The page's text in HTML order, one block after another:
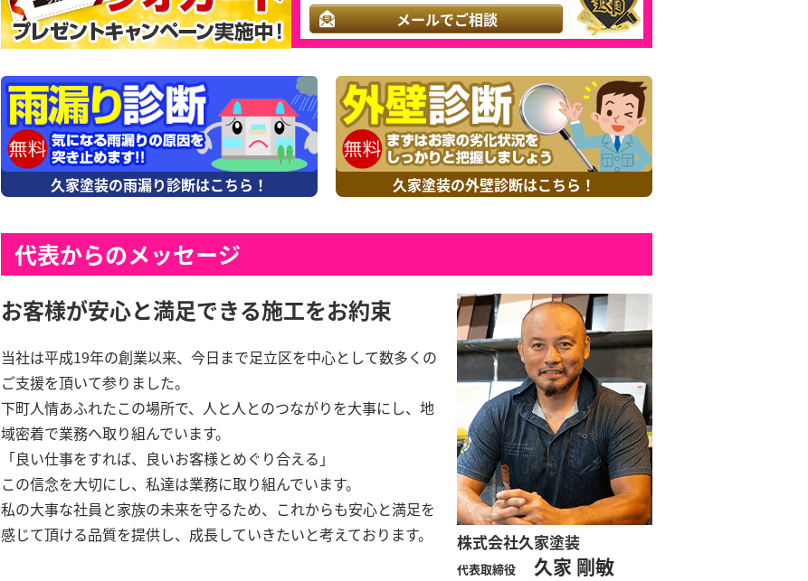
メールでご相談
久家塗装の雨漏り診断はこちら！ 久家塗装の外壁診断はこちら！
代表からのメッセージ
株式会社久家塗装
代表取締役 久家 剛敏
お客様が安心と満足できる施工をお約束
当社は平成19年の創業以来、今日まで足立区を中心として数多くの
ご支援を頂いて参りました。
下町人情あふれたこの場所で、人と人とのつながりを大事にし、地
域密着で業務へ取り組んでいます。
「良い仕事をすれば、良いお客様とめぐり合える」
この信念を大切にし、私達は業務に取り組んでいます。
私の大事な社員と家族の未来を守るため、これからも安心と満足を
感じて頂ける品質を提供し、成長していきたいと考えております。